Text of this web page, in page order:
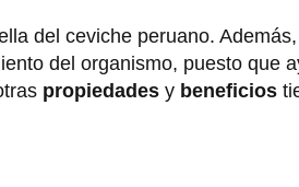
del ceviche peruano.
del organismo, puesto que
propiedades y beneficios